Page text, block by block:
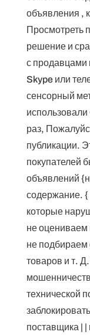
объявления ,
Просмотреть
решение и
с продавцами
Skype или
сенсорный
раз,
публикации.
покупателей
объявлений
содержание. {
которые
не оцениваем
не подбираем
товаров и т.
технической
поставщика |